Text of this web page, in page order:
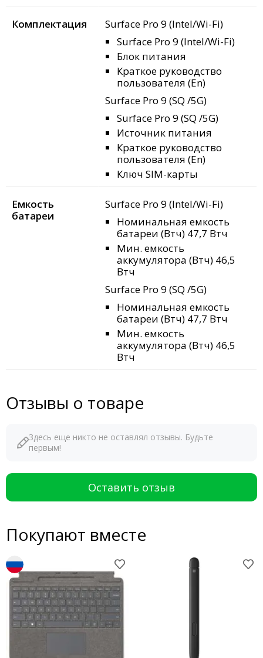
Комплектация
Surface Pro 9 (Intel/Wi-Fi)
Surface Pro 9 (Intel/Wi-Fi)
Блок питания
Краткое руководство
пользователя (En)
Surface Pro 9 (SQ /5G)
Surface Pro 9 (SQ /5G)
Источник питания
Краткое руководство
пользователя (En)
Ключ SIM-карты
Емкость
батареи
Surface Pro 9 (Intel/Wi-Fi)
Номинальная емкость
батареи (Втч) 47,7 Втч
Мин. емкость
аккумулятора (Втч) 46,5
Втч
Surface Pro 9 (SQ /5G)
Номинальная емкость
батареи (Втч) 47,7 Втч
Мин. емкость
аккумулятора (Втч) 46,5
Втч
Отзывы о товаре
Здесь еще никто не оставлял отзывы. Будьте
первым!
Оставить отзыв
Покупают вместе